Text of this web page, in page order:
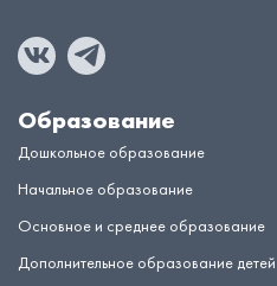
Образование
Дошкольное образование
Начальное образование
Основное и среднее образование
Дополнительное образование детей